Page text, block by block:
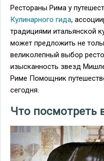
Рестораны Рима у
Кулинарного гида,
традициями итальянской
может предложить не
великолепный выбор
изысканность звезд
Риме Помощник
сегодня.
Что посмотреть